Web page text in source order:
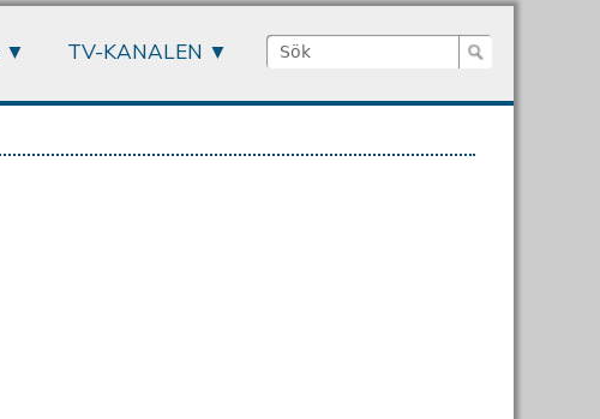
Sökformulär
Sök
TV-KANALEN